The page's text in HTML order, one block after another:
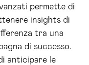
permette di
insights di
tra una
di successo.
anticipare le